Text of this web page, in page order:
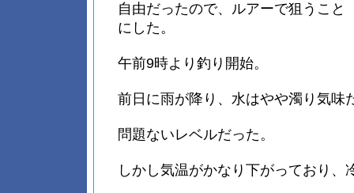
自由だったので、ルアーで狙うこと
にした。
午前9時より釣り開始。
前日に雨が降り、水はやや濁り気味
問題ないレベルだった。
しかし気温がかなり下がっており、